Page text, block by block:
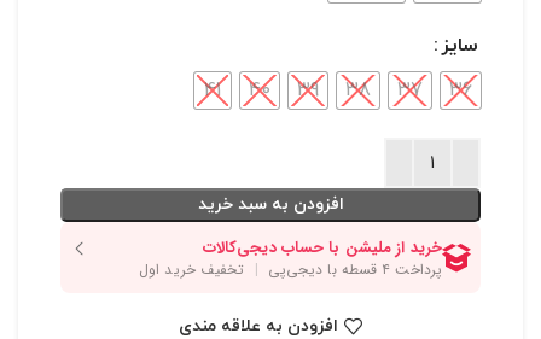
سایز
36
37
38
39
40
41
افزودن به سبد خرید
افزودن به علاقه مندی